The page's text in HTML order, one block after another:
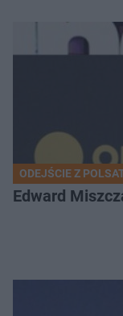
ODEJŚCIE Z
Edward